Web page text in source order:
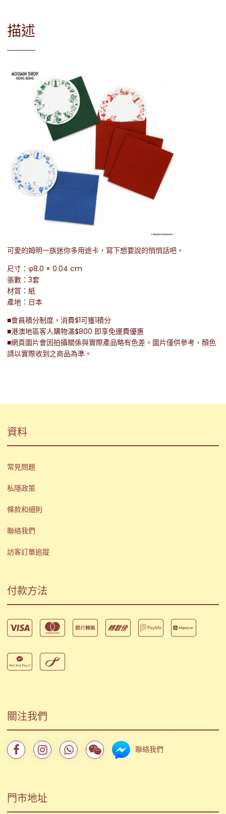
描述
可愛的姆明一族迷你多用途卡，寫下想要說的悄悄話吧。
尺寸：φ8.0 × 0.04 cm
張數：3套
材質：紙
產地：日本
■會員積分制度，消費$1可獲1積分
■港澳地區客人購物滿$800 即享免運費優惠
■網頁圖片會因拍攝關係與實際產品略有色差。圖片僅供參考，顏色
請以實際收到之商品為準。
資料
常見問題
私隱政策
條款和細則
聯絡我們
訪客訂單追蹤
付款方法
關注我們
聯絡我們
門市地址